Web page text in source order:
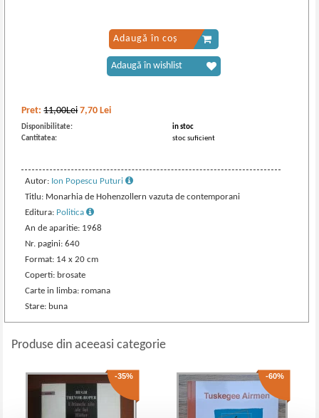
Pret:11,00Lei 7,70 Lei
Disponibilitate:
in stoc
Cantitatea:
stoc suficient
Autor: Ion Popescu Puturi
Titlu: Monarhia de Hohenzollern vazuta de contemporani
Editura: Politica
An de aparitie: 1968
Nr. pagini: 640
Format: 14 x 20 cm
Coperti: brosate
Carte in limba: romana
Stare: buna
Adaugă în coș
Adaugă în wishlist
Produse din aceeasi categorie
-35% -60%